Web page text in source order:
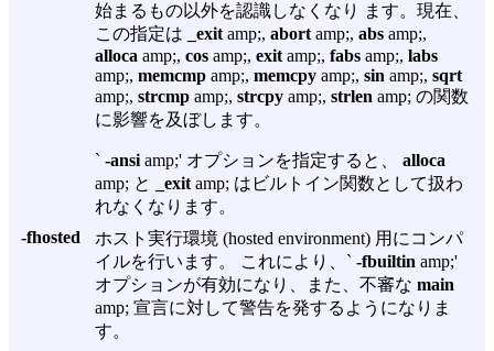
始まるもの以外を認識しなくなり ます。現在、
この指定は
_exit amp;, abort amp;, abs amp;,
alloca amp;, cos amp;, exit amp;, fabs amp;, labs
amp;, memcmp amp;, memcpy amp;, sin amp;, sqrt
amp;, strcmp amp;, strcpy amp;, strlen amp; の関数
に影響を及ぼします。
` -ansi amp;' オプションを指定すると、 alloca
amp; と
_exit amp; はビルトイン関数として扱わ
れなくなります。
-fhosted
ホスト実行環境 (hosted environment) 用にコンパ
イルを行います。 これにより、` -fbuiltin amp;'
オプションが有効になり、また、不審な main
amp; 宣言に対して警告を発するようになりま
す。